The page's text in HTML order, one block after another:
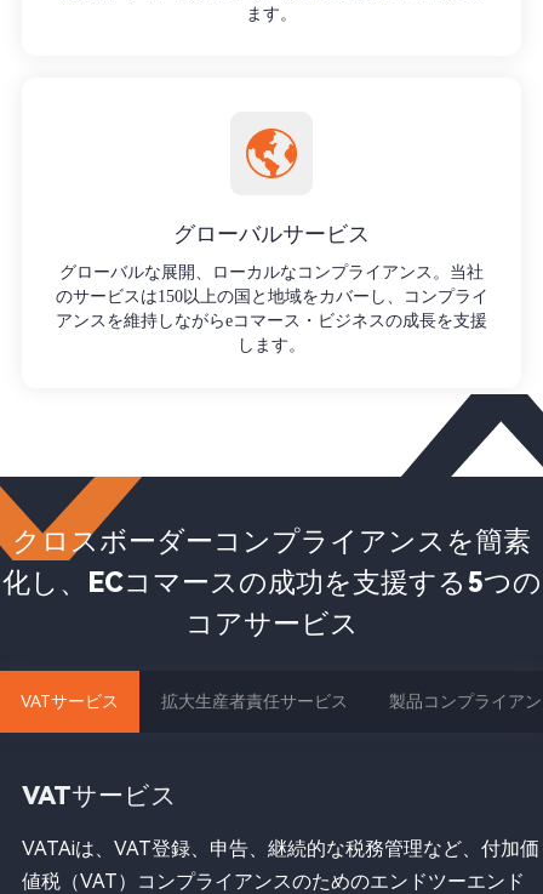
ます。
グローバルサービス
グローバルな展開、ローカルなコンプライアンス。当社
のサービスは150以上の国と地域をカバーし、コンプライ
アンスを維持しながらeコマース・ビジネスの成長を支援
します。
クロスボーダーコンプライアンスを簡素
化し、ECコマースの成功を支援する5つの
コアサービス
VATサービス 拡大生産者責任サービス 製品コンプライア
VATサービス
VATAiは、VAT登録、申告、継続的な税務管理など、付加価
値税（VAT）コンプライアンスのためのエンドツーエンド